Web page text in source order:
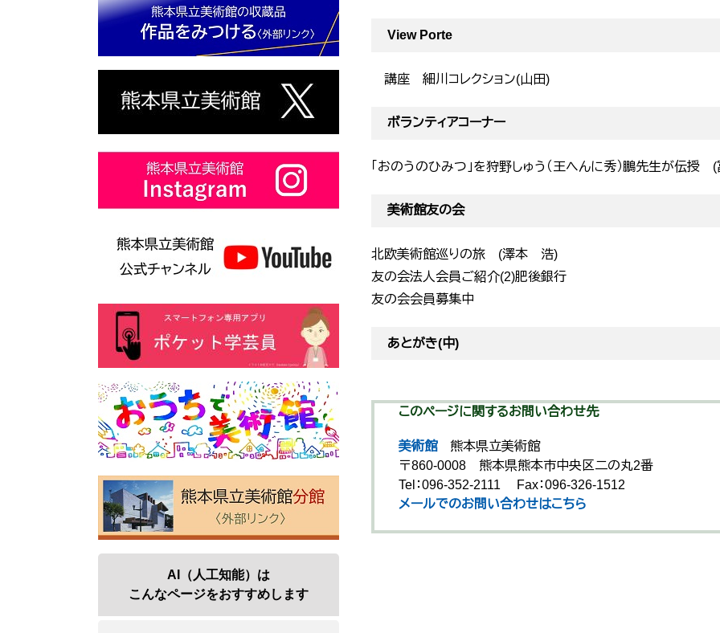
View Porte
講座 細川コレクション(山田)
ボランティアコーナー
「おのうのひみつ」を狩野しゅう（王へんに秀）鵬先生が伝授
美術館友の会
北欧美術館巡りの旅 (澤本 浩)
友の会法人会員ご紹介(2)肥後銀行
友の会会員募集中
あとがき(中)
このページに関するお問い合わせ先
美術館
熊本県立美術館
〒860-0008
熊本県熊本市中央区二の丸2番
Tel：096-352-2111
Fax：096-326-1512
メールでのお問い合わせはこちら
AI（人工知能）は
こんなページをおすすめします